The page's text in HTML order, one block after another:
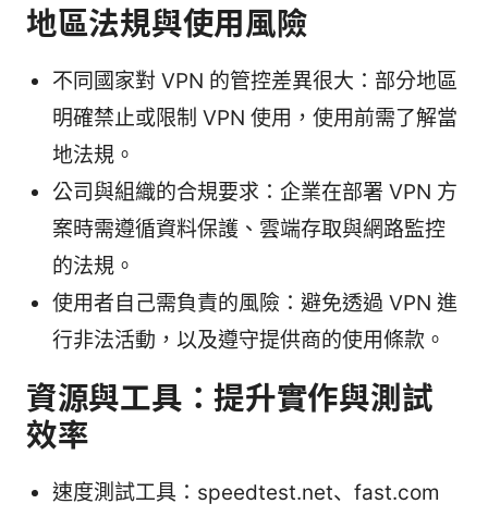
地區法規與使用風險
不同國家對 VPN 的管控差異很大：部分地區
明確禁止或限制 VPN 使用，使用前需了解當
地法規。
公司與組織的合規要求：企業在部署 VPN 方
案時需遵循資料保護、雲端存取與網路監控
的法規。
使用者自己需負責的風險：避免透過 VPN 進
行非法活動，以及遵守提供商的使用條款。
資源與工具：提升實作與測試
效率
速度測試工具：speedtest.net、fast.com